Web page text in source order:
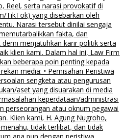
Reel, serta narasi provokatif di
TikTok) yang disebarkan oleh
Narasi tersebut dinilai sengaja
fakta, dan
menjatuhkan karir politik serta
klien kami. Dalam hal ini, Law Firm
beberapa poin penting kepada
media: • Pemisahan Peristiwa
sengketa atau pengurusan
aset yang disuarakan di media
keperdataan/administrasi
perseorangan atau oknum pegawai
Klien kami, H. Agung Nugroho,
tidak terlibat, dan tidak